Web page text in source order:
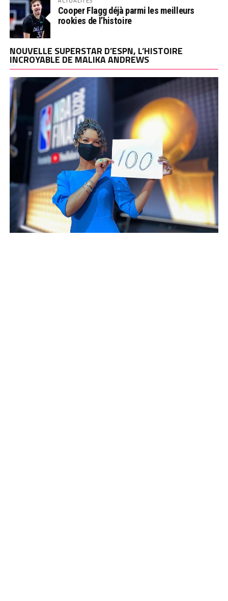
Cooper Flagg déjà parmi les meilleurs
rookies de l’histoire
NOUVELLE SUPERSTAR D’ESPN, L’HISTOIRE
INCROYABLE DE MALIKA ANDREWS